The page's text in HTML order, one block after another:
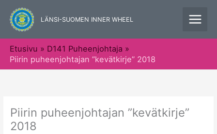
sisältöön
LÄNSI-SUOMEN INNER WHEEL
Etusivu
D141 Puheenjohtaja
Piirin puheenjohtajan ”kevätkirje” 2018
Piirin puheenjohtajan ”kevätkirje”
2018